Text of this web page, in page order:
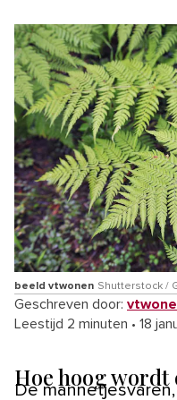
beeld vtwonen Shutterstock /
Geschreven door:
Leestijd 2 minuten • 18
Hoe hoog wordt
De